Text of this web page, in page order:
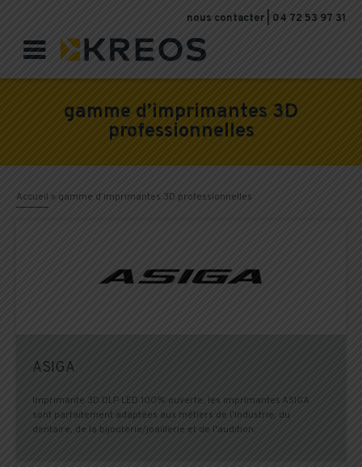
nous contacter 04 72 53 97 31

gamme d’imprimantes 3D
professionnelles
Accueil » gamme d’imprimantes 3D professionnelles
ASIGA
Imprimante 3D DLP LED 100% ouverte, les imprimantes ASIGA
sont parfaitement adaptées aux métiers de l'industrie, du
dentaire, de la bijouterie/joaillerie et de l'audition.